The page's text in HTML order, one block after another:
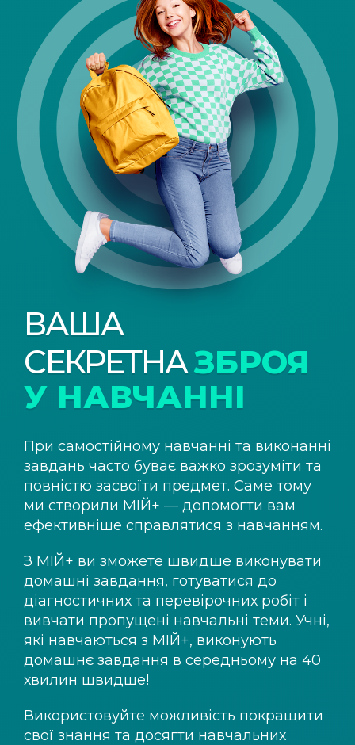
ВАША
СЕКРЕТНАЗБРОЯ
У НАВЧАННІ
При самостійному навчанні та виконанні
завдань часто буває важко зрозуміти та
повністю засвоїти предмет. Саме тому
ми створили МІЙ+ — допомогти вам
ефективніше справлятися з навчанням.
З МІЙ+ ви зможете швидше виконувати
домашні завдання, готуватися до
діагностичних та перевірочних робіт і
вивчати пропущені навчальні теми. Учні,
які навчаються з МІЙ+, виконують
домашнє завдання в середньому на 40
хвилин швидше!
Використовуйте можливість покращити
свої знання та досягти навчальних